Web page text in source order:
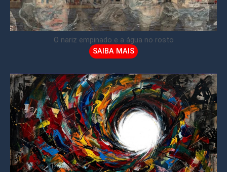
O nariz empinado e a água no rosto
SAIBA MAIS